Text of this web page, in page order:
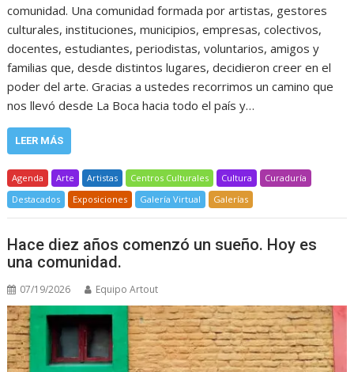
comunidad. Una comunidad formada por artistas, gestores
culturales, instituciones, municipios, empresas, colectivos,
docentes, estudiantes, periodistas, voluntarios, amigos y
familias que, desde distintos lugares, decidieron creer en el
poder del arte. Gracias a ustedes recorrimos un camino que
nos llevó desde La Boca hacia todo el país y…
LEER MÁS
Agenda Arte Artistas Centros Culturales Cultura
Curaduría
Destacados
Exposiciones Galería Virtual Galerías
Hace diez años comenzó un sueño. Hoy es
una comunidad.
07/19/2026 Equipo Artout